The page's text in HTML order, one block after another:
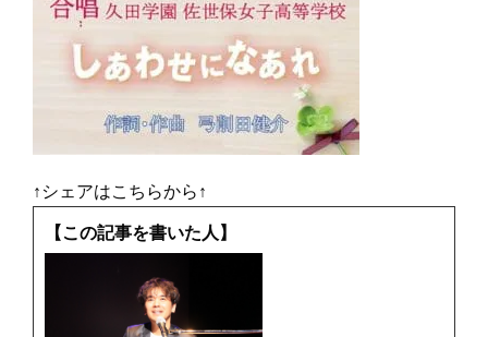
↑シェアはこちらから↑
【この記事を書いた人】